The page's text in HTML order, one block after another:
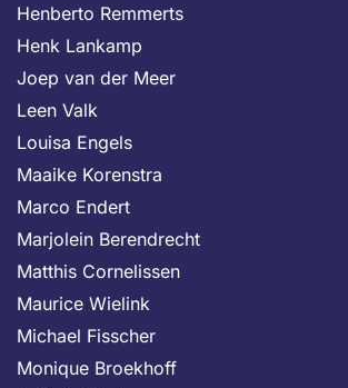
Henberto Remmerts
Henk Lankamp
Joep van der Meer
Leen Valk
Louisa Engels
Maaike Korenstra
Marco Endert
Marjolein Berendrecht
Matthis Cornelissen
Maurice Wielink
Michael Fisscher
Monique Broekhoff